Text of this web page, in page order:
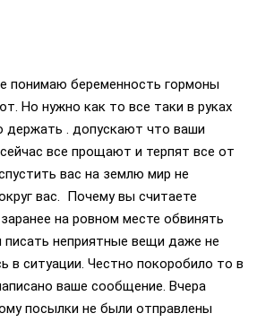
понимаю беременность гормоны
Но нужно как то все таки в руках
держать . допускают что ваши
все прощают и терпят все от
вас на землю мир не
вас. Почему вы считаете
на ровном месте обвинять
писать неприятные вещи даже не
в ситуации. Честно покоробило то в
ваше сообщение. Вчера
посылки не были отправлены